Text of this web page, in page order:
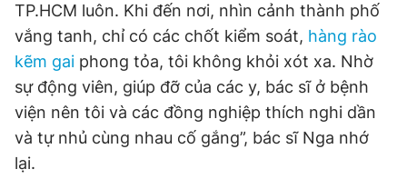
TP.HCM luôn. Khi đến nơi, nhìn cảnh thành phố
vắng tanh, chỉ có các chốt kiểm soát, hàng rào
kẽm gai phong tỏa, tôi không khỏi xót xa. Nhờ
sự động viên, giúp đỡ của các y, bác sĩ ở bệnh
viện nên tôi và các đồng nghiệp thích nghi dần
và tự nhủ cùng nhau cố gắng”, bác sĩ Nga nhớ
lại.